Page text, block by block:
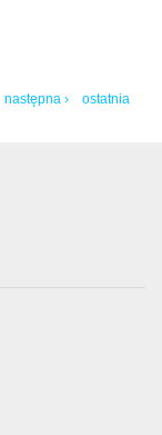
następna ›
ostatnia